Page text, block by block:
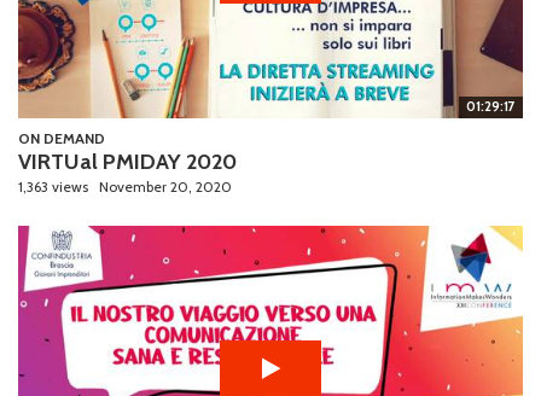
01:29:17
ON DEMAND
VIRTUal PMIDAY 2020
1,363 views November 20, 2020